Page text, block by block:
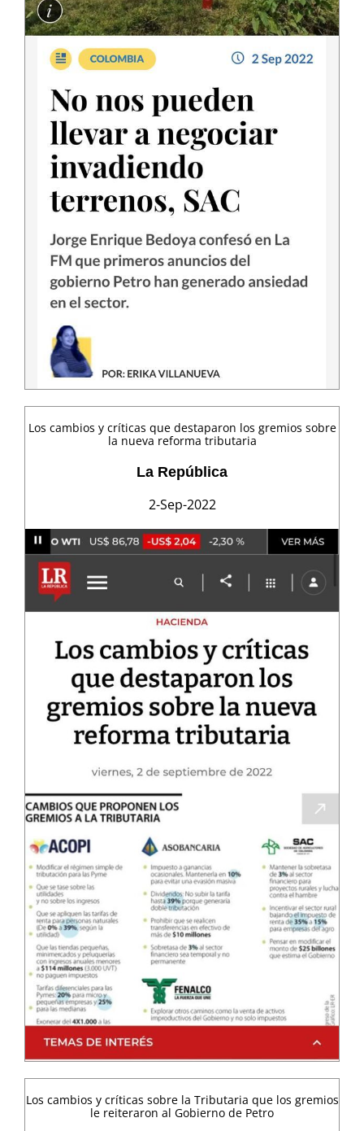
Los cambios y críticas que destaparon los gremios sobre
la nueva reforma tributaria
La República
2-Sep-2022
Los cambios y críticas sobre la Tributaria que los gremios
le reiteraron al Gobierno de Petro